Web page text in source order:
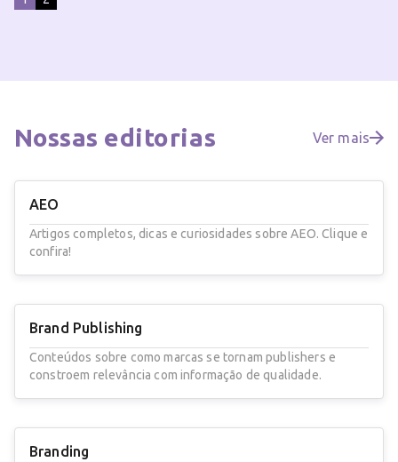
Nossas editorias Ver mais
AEO
Artigos completos, dicas e curiosidades sobre AEO. Clique e
confira!
Brand Publishing
Conteúdos sobre como marcas se tornam publishers e
constroem relevância com informação de qualidade.
Branding